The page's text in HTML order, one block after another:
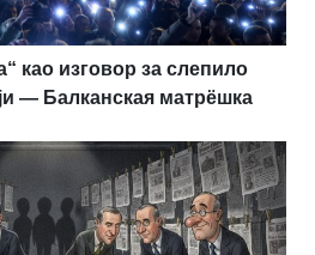
као изговор за слепило
— Балканская матрёшка